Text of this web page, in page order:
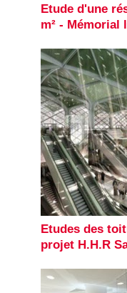
Etude d'une
m² - Mémorial
Etudes des
projet H.H.R